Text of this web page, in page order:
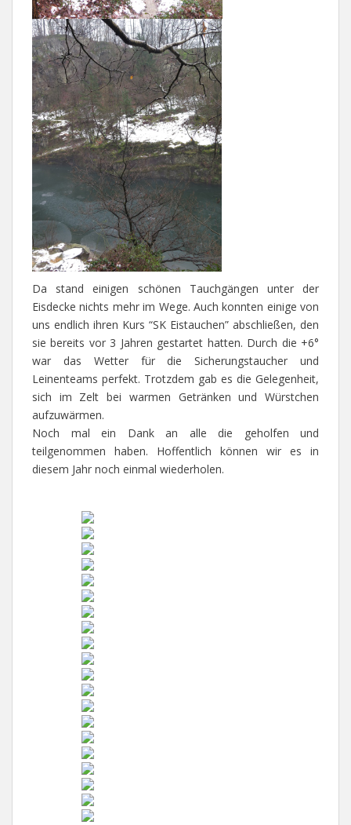
Da stand einigen schönen Tauchgängen unter der
Eisdecke nichts mehr im Wege. Auch konnten einige von
uns endlich ihren Kurs “SK Eistauchen” abschließen, den
sie bereits vor 3 Jahren gestartet hatten. Durch die +6°
war das Wetter für die Sicherungstaucher und
Leinenteams perfekt. Trotzdem gab es die Gelegenheit,
sich im Zelt bei warmen Getränken und Würstchen
aufzuwärmen.
Noch mal ein Dank an alle die geholfen und
teilgenommen haben. Hoffentlich können wir es in
diesem Jahr noch einmal wiederholen.